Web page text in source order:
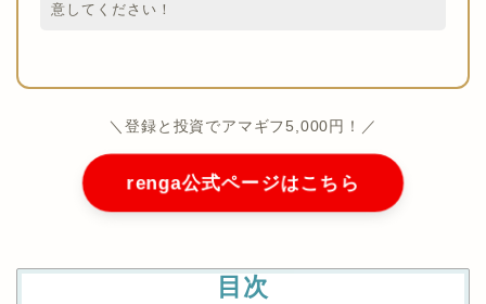
意してください！
＼登録と投資でアマギフ5,000円！／
renga公式ページはこちら
目次